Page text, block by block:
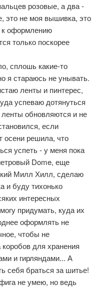
розовые, а два -
это не моя вышивка, это
к оформлению
только поскорее
сплошь какие-то
я стараюсь не унывать.
ленты и пинтерес,
успеваю дотянуться
обновляются и не
если
осени решила, что
успеть - у меня пока
Dome, еще
Милл Хилл, сделаю
и буду тихонько
интересных
придумать, куда их
оформлять не
чтобы не
для хранения
и гирляндами... А
себя браться за шитье!
не умею, но ведь